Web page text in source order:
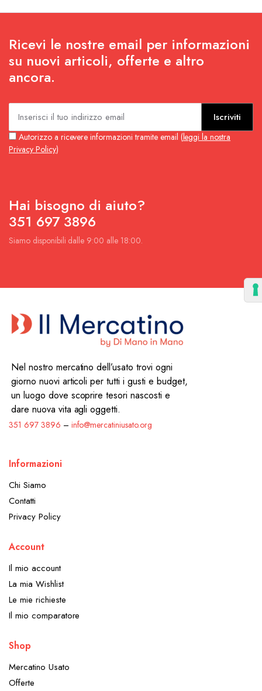
Ricevi le nostre email per informazioni
su nuovi articoli, offerte e altro
ancora.
Iscriviti
Autorizzo a ricevere informazioni tramite email (leggi la nostra
Privacy Policy)
Hai bisogno di aiuto?
351 697 3896
Siamo disponibili dalle 9:00 alle 18:00.
Nel nostro mercatino dell’usato trovi ogni
giorno nuovi articoli per tutti i gusti e budget,
un luogo dove scoprire tesori nascosti e
dare nuova vita agli oggetti.
351 697 3896 – info@mercatiniusato.org
Informazioni
Chi Siamo
Contatti
Privacy Policy
Account
Il mio account
La mia Wishlist
Le mie richieste
Il mio comparatore
Shop
Mercatino Usato
Offerte